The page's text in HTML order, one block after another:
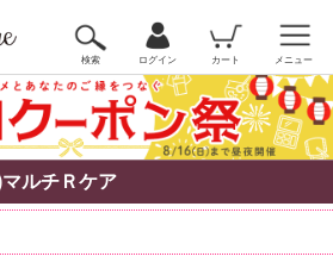
検索 ログイン カート メニュー
ルチＲケア